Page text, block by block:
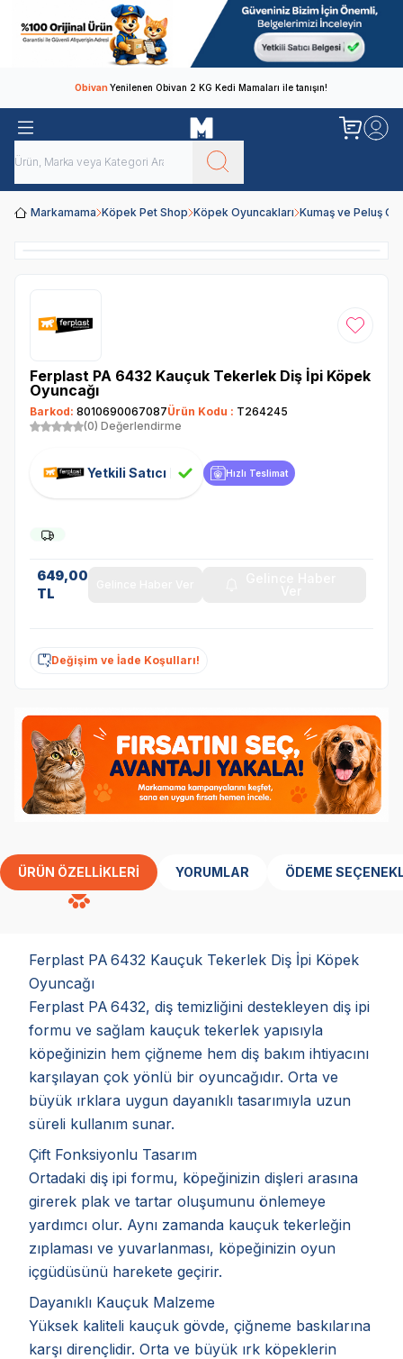
ObivanYenilenen Obivan 2 KG Kedi Mamaları ile tanışın!
Markamama Köpek Pet Shop Köpek Oyuncakları Kumaş ve Peluş
Favoriye
Ferplast PA 6432 Kauçuk Tekerlek Diş İpi Köpek
Oyuncağı
Barkod: 8010690067087Ürün Kodu : T264245
(0) Değerlendirme
Yetkili Satıcı Hızlı Teslimat
649,00
TL
Değişim ve İade Koşulları!
ÜRÜN ÖZELLIKLERI YORUMLAR ÖDEME
Ferplast PA 6432 Kauçuk Tekerlek Diş İpi Köpek
Oyuncağı
Ferplast PA 6432, diş temizliğini destekleyen diş ipi
formu ve sağlam kauçuk tekerlek yapısıyla
köpeğinizin hem çiğneme hem diş bakım ihtiyacını
karşılayan çok yönlü bir oyuncağıdır. Orta ve
büyük ırklara uygun dayanıklı tasarımıyla uzun
süreli kullanım sunar.
Çift Fonksiyonlu Tasarım
Ortadaki diş ipi formu, köpeğinizin dişleri arasına
girerek plak ve tartar oluşumunu önlemeye
yardımcı olur. Aynı zamanda kauçuk tekerleğin
zıplaması ve yuvarlanması, köpeğinizin oyun
içgüdüsünü harekete geçirir.
Dayanıklı Kauçuk Malzeme
Yüksek kaliteli kauçuk gövde, çiğneme baskılarına
karşı dirençlidir. Orta ve büyük ırk köpeklerin